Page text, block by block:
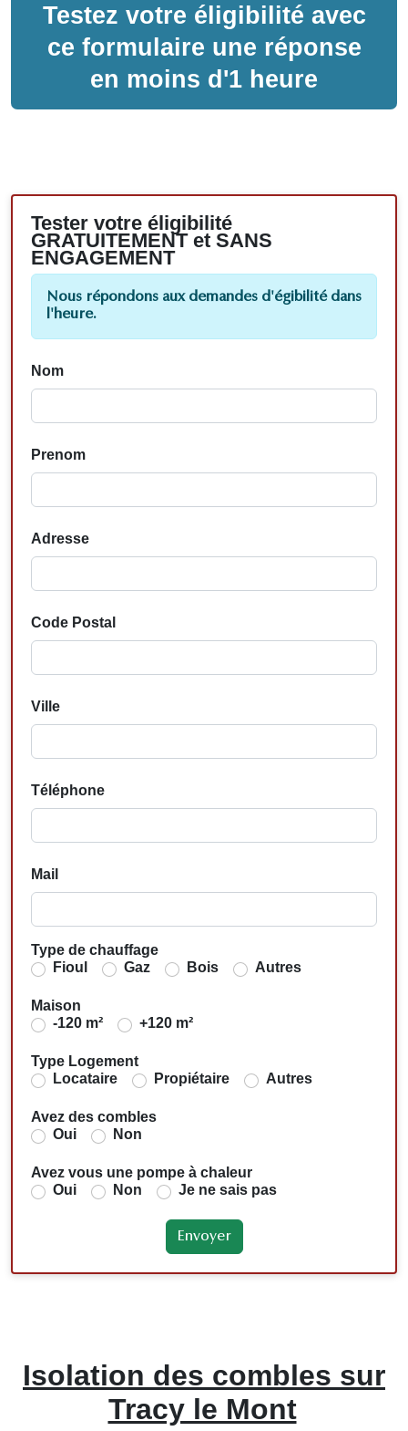
Testez votre éligibilité avec
ce formulaire une réponse
en moins d'1 heure
Tester votre éligibilité
GRATUITEMENT et SANS
ENGAGEMENT
Nous répondons aux demandes d'égibilité dans
l'heure.
Nom
Prenom
Adresse
Code Postal
Ville
Téléphone
Mail
Type de chauffage
Fioul
Gaz Bois Autres
Maison
-120 m²
+120 m²
Type Logement
Locataire
Propiétaire Autres
Avez des combles
Oui
Non
Avez vous une pompe à chaleur
Oui
Non Je ne sais pas
Isolation des combles sur
Tracy le Mont